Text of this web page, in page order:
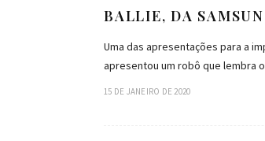
BALLIE, DA
Uma das apresentações para a
apresentou um robô que lembra
15 DE JANEIRO DE 2020